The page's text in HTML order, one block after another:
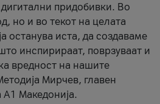
придобивки. Во
но и во текот на целата
останува иста, да создаваме
инспирираат, поврзуваат и
вредност на нашите
Мирчев, главен
Македонија.